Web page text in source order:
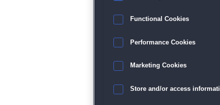
Functional Cookies
Performance Cookies
Marketing Cookies
Store and/or access